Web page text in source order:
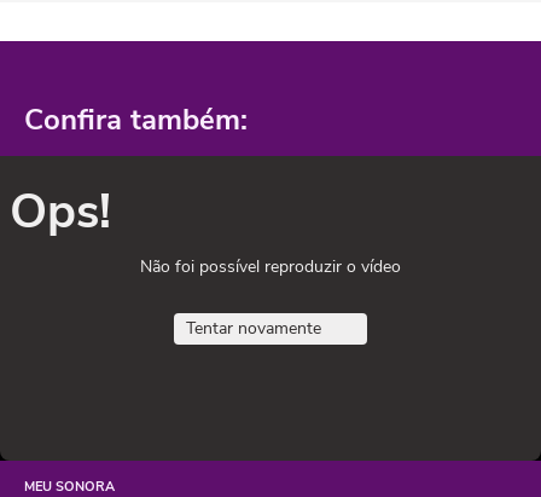
Confira também:
Ops!
Não foi possível reproduzir o vídeo
Tentar novamente
MEU SONORA